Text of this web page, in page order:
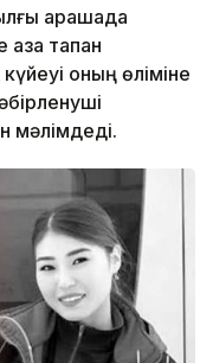
қарашада
тапқан
оның өліміне
мәлімдеді.